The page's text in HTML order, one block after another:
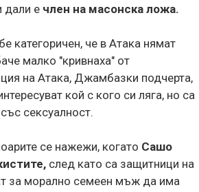
дали е член на масонска ложа.
категоричен, че в Атака нямат
малко "кривнаха" от
на Атака, Джамбазки подчерта,
кой с кого си ляга, но са
сексуалност.
се нажежи, когато Сашо
след като са защитници на
за морално семеен мъж да има